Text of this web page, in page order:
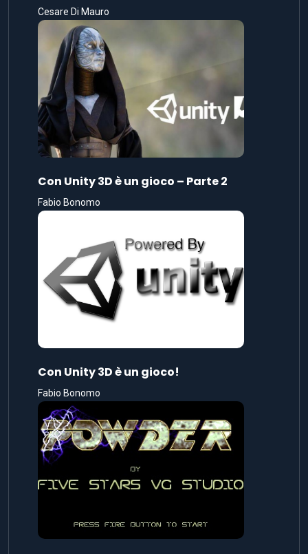
Cesare Di Mauro
Con Unity 3D è un gioco – Parte 2
Fabio Bonomo
Con Unity 3D è un gioco!
Fabio Bonomo